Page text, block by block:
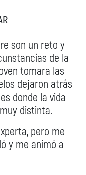
son un reto y
de la
tomara las
dejaron atrás
donde la vida
distinta.
pero me
y me animó a